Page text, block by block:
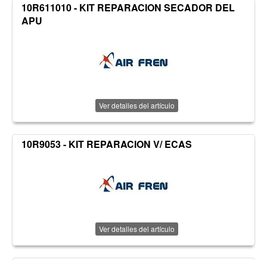
10R611010 - KIT REPARACION SECADOR DEL
APU
Ver detalles del artículo
10R9053 - KIT REPARACION V/ ECAS
Ver detalles del artículo